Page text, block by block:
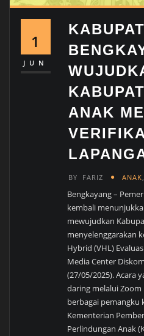
1
JUN
ANAK
BY FARIZ ANAK
Bengkayang –
kembali
mewujudkan
menyelenggarakan
Hybrid (VHL)
Media Center
(27/05/2025). Acara
daring melalui
berbagai pemangku
Kementerian
Perlindungan Anak